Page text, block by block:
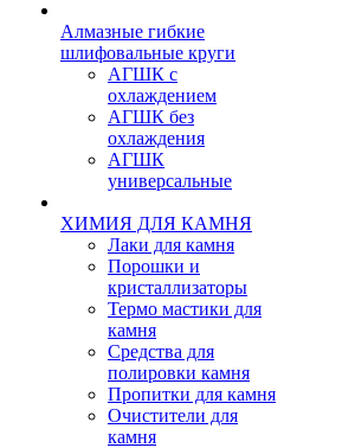
Алмазные гибкие
шлифовальные круги
АГШК с
охлаждением
АГШК без
охлаждения
АГШК
универсальные
ХИМИЯ ДЛЯ КАМНЯ
Лаки для камня
Порошки и
кристаллизаторы
Термо мастики для
камня
Средства для
полировки камня
Пропитки для камня
Очистители для
камня